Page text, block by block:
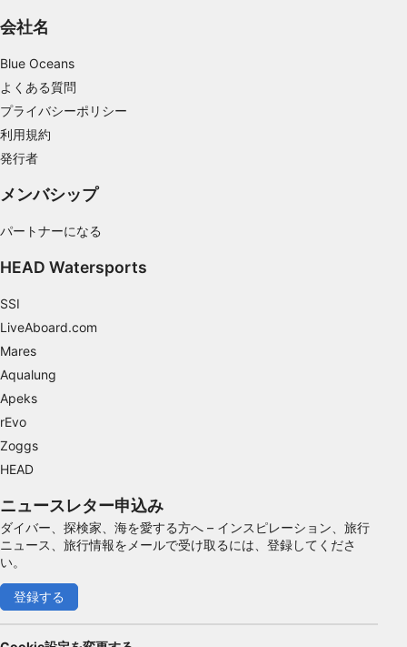
会社名
Blue Oceans
よくある質問
プライバシーポリシー
利用規約
発行者
メンバシップ
パートナーになる
HEAD Watersports
SSI
LiveAboard.com
Mares
Aqualung
Apeks
rEvo
Zoggs
HEAD
ニュースレター申込み
ダイバー、探検家、海を愛する方へ – インスピレーション、旅行
ニュース、旅行情報をメールで受け取るには、登録してくださ
い。
登録する